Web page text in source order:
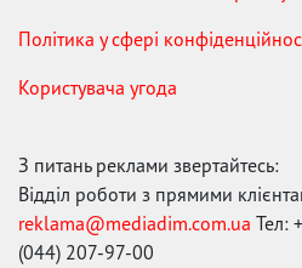
Політика у сфері
Користувача угода
З питань реклами звертайтесь:
Відділ роботи з прямими
reklama@mediadim.com.ua Тел:
(044) 207-97-00